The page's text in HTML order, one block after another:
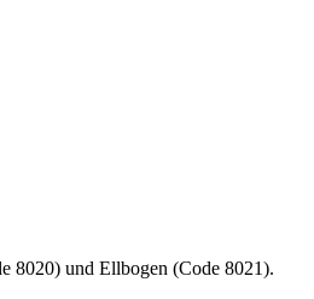
8020) und Ellbogen (Code 8021).